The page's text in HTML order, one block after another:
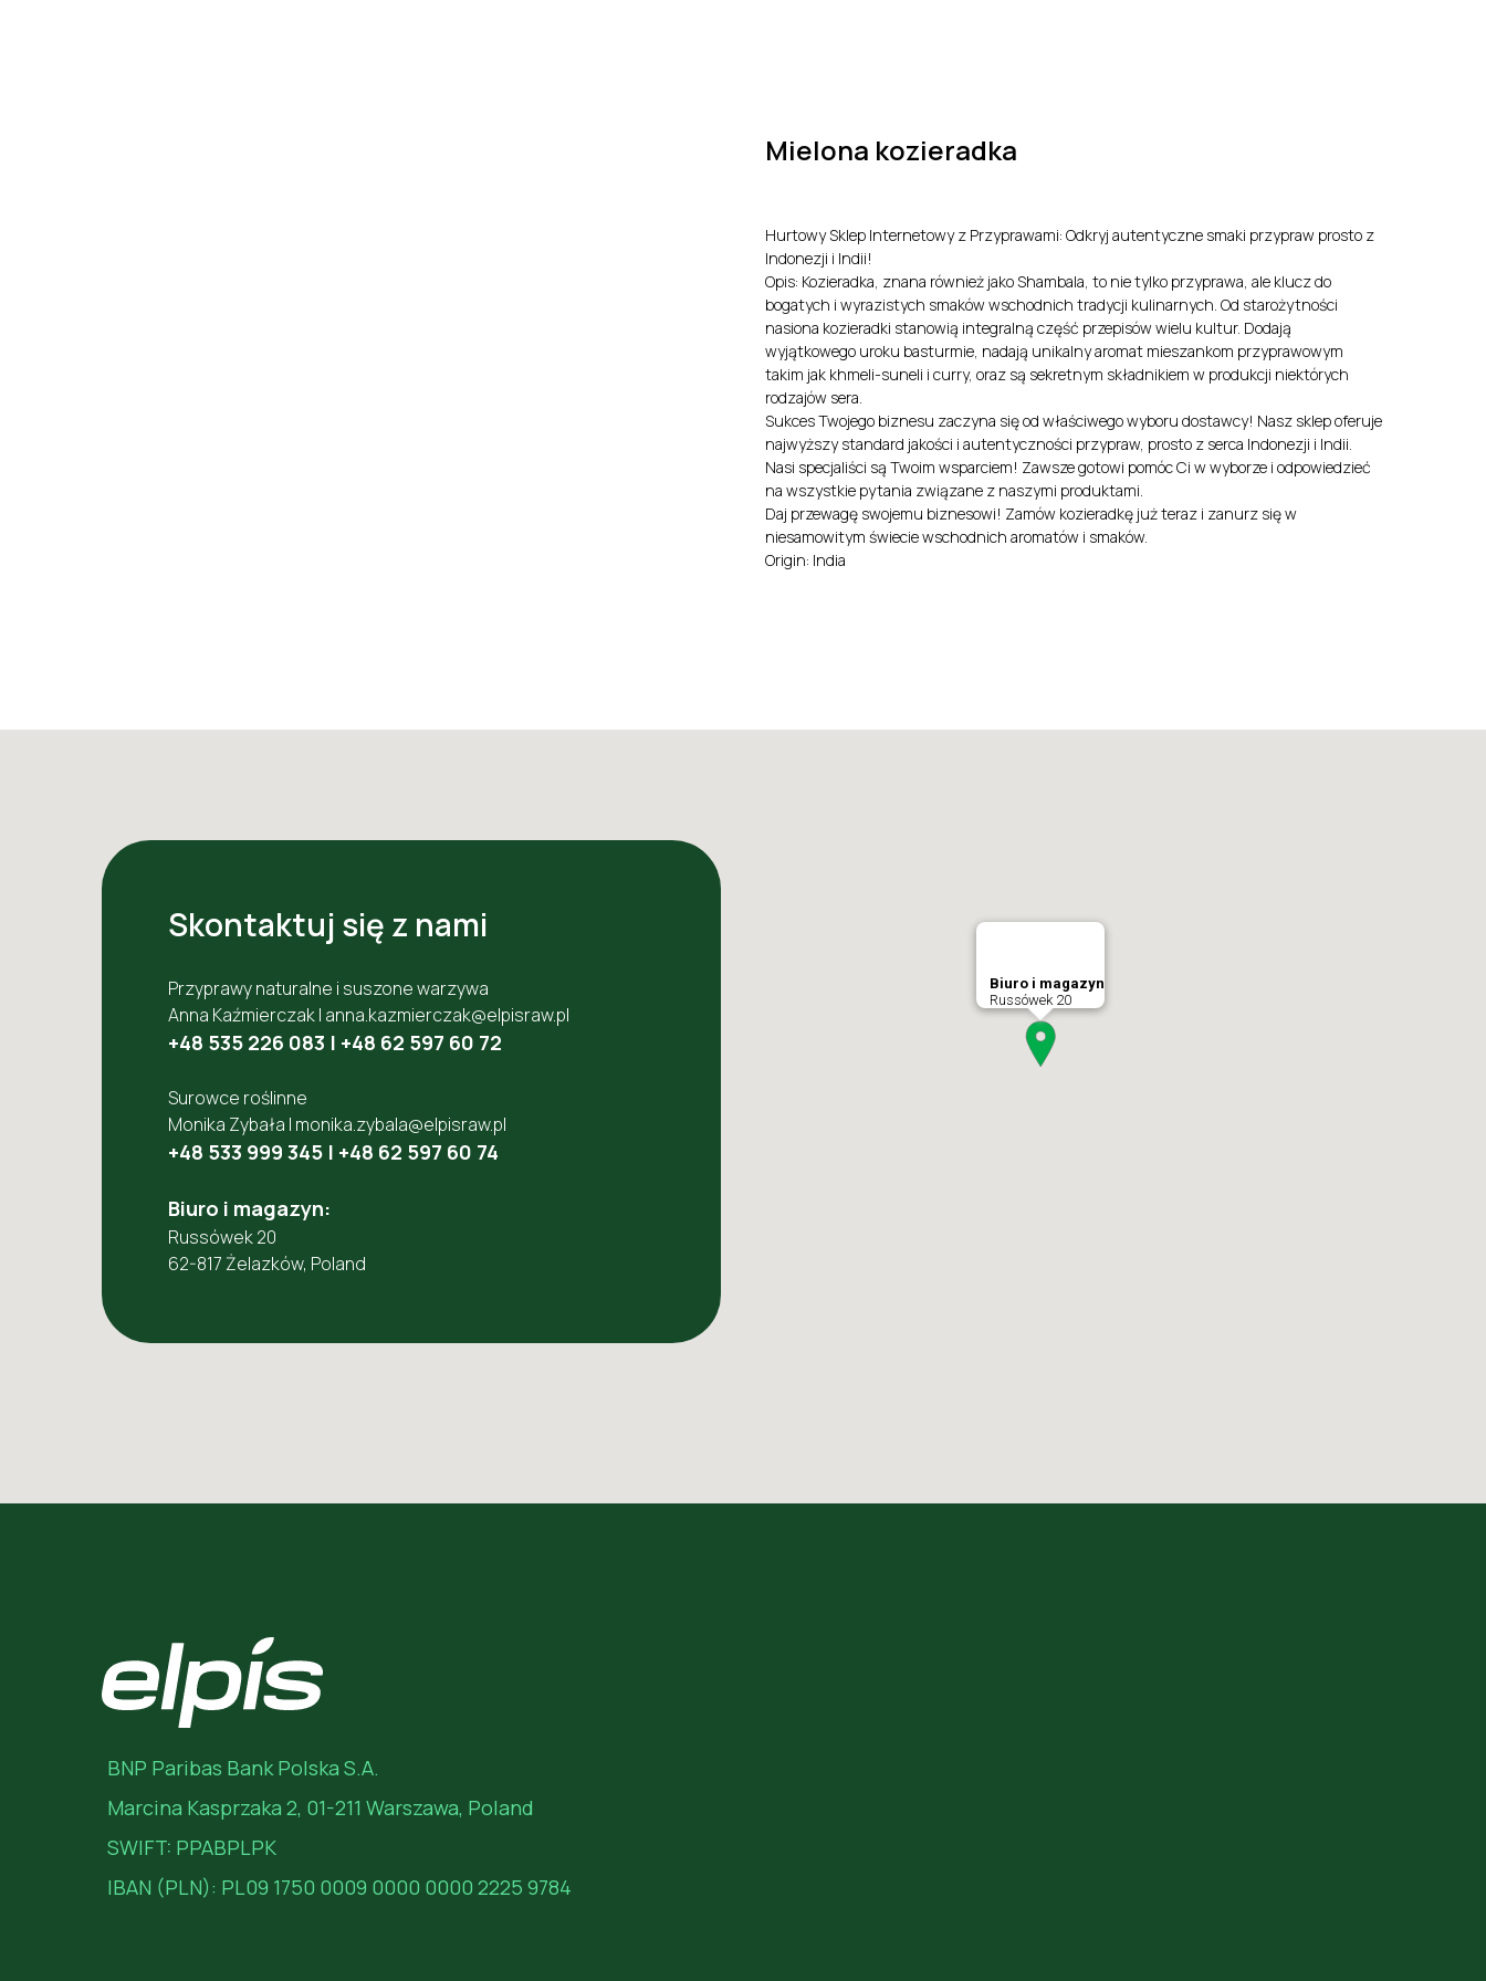
Mielona kozieradka
Hurtowy Sklep Internetowy z Przyprawami: Odkryj autentyczne smaki przypraw prosto z
Indonezji i Indii!
Opis: Kozieradka, znana również jako Shambala, to nie tylko przyprawa, ale klucz do
bogatych i wyrazistych smaków wschodnich tradycji kulinarnych. Od starożytności
nasiona kozieradki stanowią integralną część przepisów wielu kultur. Dodają
wyjątkowego uroku basturmie, nadają unikalny aromat mieszankom przyprawowym
takim jak khmeli-suneli i curry, oraz są sekretnym składnikiem w produkcji niektórych
rodzajów sera.
Sukces Twojego biznesu zaczyna się od właściwego wyboru dostawcy! Nasz sklep oferuje
najwyższy standard jakości i autentyczności przypraw, prosto z serca Indonezji i Indii.
Nasi specjaliści są Twoim wsparciem! Zawsze gotowi pomóc Ci w wyborze i odpowiedzieć
na wszystkie pytania związane z naszymi produktami.
Daj przewagę swojemu biznesowi! Zamów kozieradkę już teraz i zanurz się w
niesamowitym świecie wschodnich aromatów i smaków.
Origin: India
Skontaktuj się z nami
Przyprawy naturalne i suszone warzywa
Anna Kaźmierczak | anna.kazmierczak@elpisraw.pl
+48 535 226 083 | +48 62 597 60 72
Surowce roślinne
Monika Zybała | monika.zybala@elpisraw.pl
+48 533 999 345 | +48 62 597 60 74
Biuro i magazyn:
Russówek 20
62-817 Żelazków, Poland
Biuro i magazyn
Russówek 20
BNP Paribas Bank Polska S.A.
Marcina Kasprzaka 2, 01-211 Warszawa, Poland
SWIFT: PPABPLPK
IBAN (PLN): PL09 1750 0009 0000 0000 2225 9784